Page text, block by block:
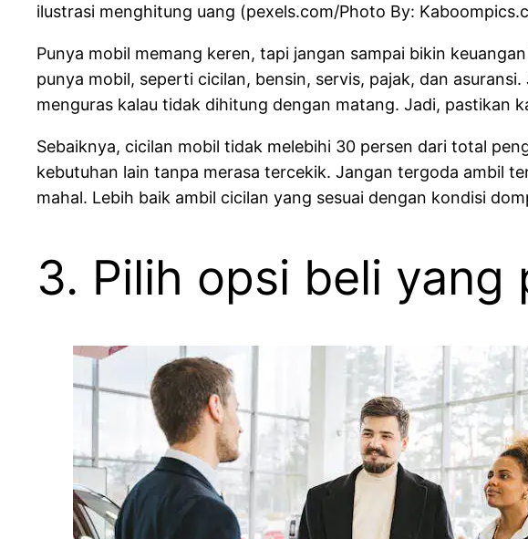
ilustrasi menghitung uang (pexels.com/Photo By:
Punya mobil memang keren, tapi jangan sampai bikin
punya mobil, seperti cicilan, bensin, servis, pajak, dan
menguras kalau tidak dihitung dengan matang. Jadi, pastikan
Sebaiknya, cicilan mobil tidak melebihi 30 persen dari total
kebutuhan lain tanpa merasa tercekik. Jangan tergoda ambil
mahal. Lebih baik ambil cicilan yang sesuai dengan kondisi
3. Pilih opsi beli yang